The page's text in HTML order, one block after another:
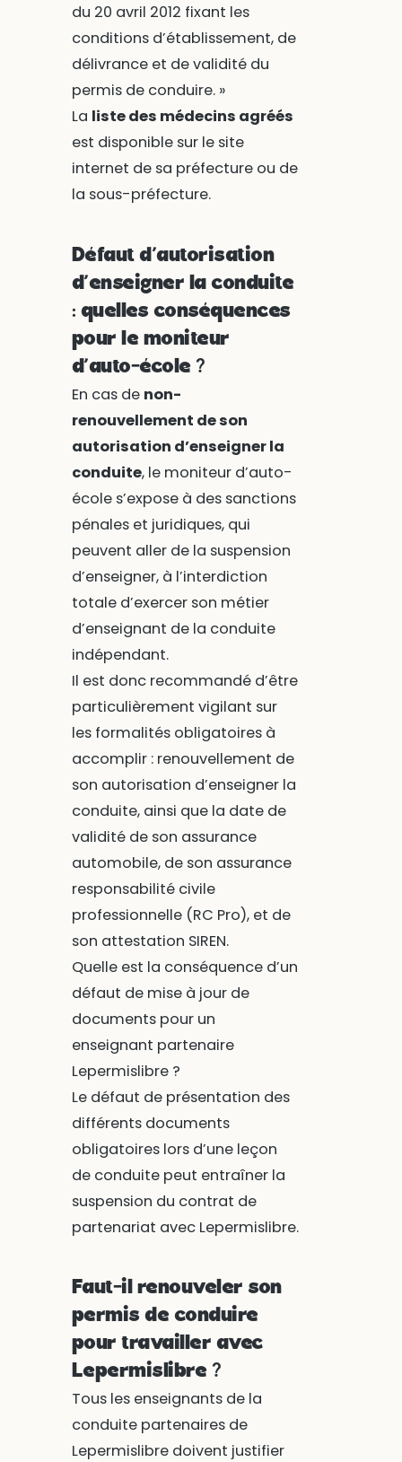
du 20 avril 2012 fixant les
conditions d’établissement, de
délivrance et de validité du
permis de conduire. »
La liste des médecins agréés
est disponible sur le site
internet de sa préfecture ou de
la sous-préfecture.
Défaut d’autorisation
d’enseigner la conduite
: quelles conséquences
pour le moniteur
d’auto-école ?
En cas de non-
renouvellement de son
autorisation d’enseigner la
conduite, le moniteur d’auto-
école s’expose à des sanctions
pénales et juridiques, qui
peuvent aller de la suspension
d’enseigner, à l’interdiction
totale d’exercer son métier
d’enseignant de la conduite
indépendant.
Il est donc recommandé d’être
particulièrement vigilant sur
les formalités obligatoires à
accomplir : renouvellement de
son autorisation d’enseigner la
conduite, ainsi que la date de
validité de son assurance
automobile, de son assurance
responsabilité civile
professionnelle (RC Pro), et de
son attestation SIREN.
Quelle est la conséquence d’un
défaut de mise à jour de
documents pour un
enseignant partenaire
Lepermislibre ?
Le défaut de présentation des
différents documents
obligatoires lors d’une leçon
de conduite peut entraîner la
suspension du contrat de
partenariat avec Lepermislibre.
Faut-il renouveler son
permis de conduire
pour travailler avec
Lepermislibre ?
Tous les enseignants de la
conduite partenaires de
Lepermislibre doivent justifier